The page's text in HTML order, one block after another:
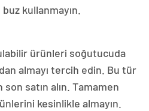
kullanmayın.
ürünleri soğutucuda
almayı tercih edin. Bu tür
satın alın. Tamamen
kesinlikle almayın.